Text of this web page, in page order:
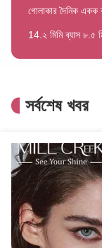
নীল এবং বেগুনি রঙের
ব্যবহারযোগ্য দৈনিক
সর্বশেষ খবর